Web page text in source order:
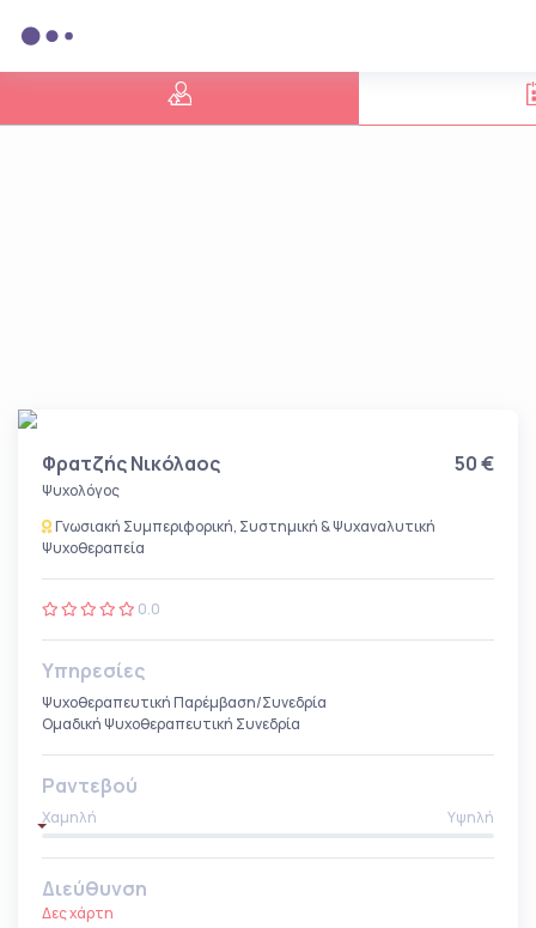
Φρατζής Νικόλαος 50 €
Ψυχολόγος
Γνωσιακή Συμπεριφορική, Συστημική & Ψυχαναλυτική
Ψυχοθεραπεία
0.0
Υπηρεσίες
Ψυχοθεραπευτική Παρέμβαση/Συνεδρία
Ομαδική Ψυχοθεραπευτική Συνεδρία
Ραντεβού
Χαμηλή Υψηλή
Διεύθυνση
Δες χάρτη